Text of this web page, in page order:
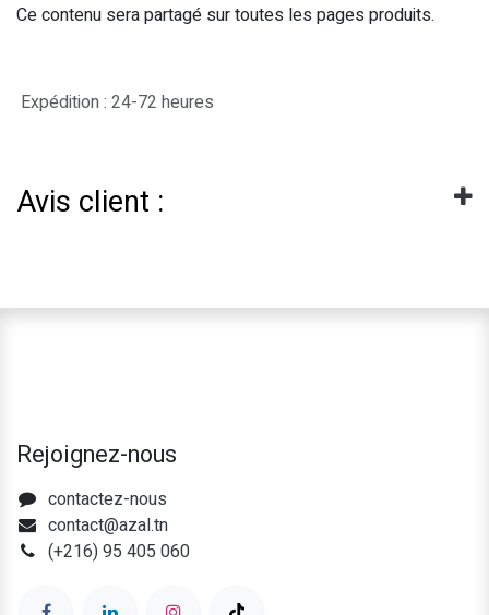
Ce contenu sera partagé sur toutes les pages produits.
Expédition : 24-72 heures
Avis client :
Rejoignez-nous
contactez-nous
contact@azal.tn
(+216) 95 405 060